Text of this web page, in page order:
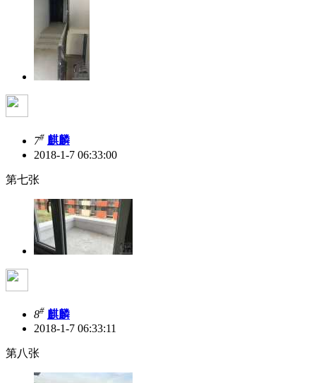
7# 麒麟
2018-1-7 06:33:00
第七张
8# 麒麟
2018-1-7 06:33:11
第八张